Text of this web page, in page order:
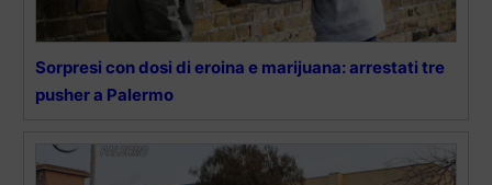
Sorpresi con dosi di eroina e marijuana: arrestati tre
pusher a Palermo